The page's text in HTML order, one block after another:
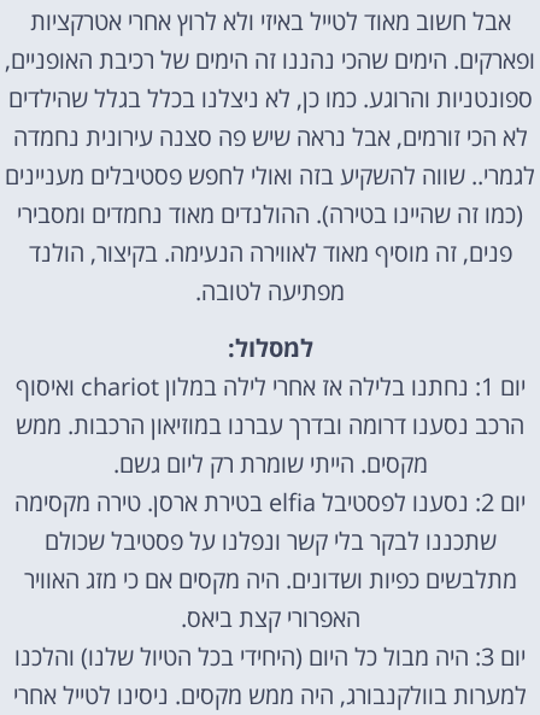
אבל חשוב מאוד לטייל באיזי ולא לרוץ אחרי אטרקציות
ופארקים. הימים שהכי נהננו זה הימים של רכיבת האופניים,
ספונטניות והרוגע. כמו כן, לא ניצלנו בכלל בגלל שהילדים
לא הכי זורמים, אבל נראה שיש פה סצנה עירונית נחמדה
לגמרי.. שווה להשקיע בזה ואולי לחפש פסטיבלים מעניינים
(כמו זה שהיינו בטירה). ההולנדים מאוד נחמדים ומסבירי
פנים, זה מוסיף מאוד לאווירה הנעימה. בקיצור, הולנד
מפתיעה לטובה.
למסלול:
יום 1: נחתנו בלילה אז אחרי לילה במלון chariot ואיסוף
הרכב נסענו דרומה ובדרך עברנו במוזיאון הרכבות. ממש
מקסים. הייתי שומרת רק ליום גשם.
יום 2: נסענו לפסטיבל elfia בטירת ארסן. טירה מקסימה
שתכננו לבקר בלי קשר ונפלנו על פסטיבל שכולם
מתלבשים כפיות ושדונים. היה מקסים אם כי מזג האוויר
האפרורי קצת ביאס.
יום 3: היה מבול כל היום (היחידי בכל הטיול שלנו) והלכנו
למערות בוולקנבורג, היה ממש מקסים. ניסינו לטייל אחרי